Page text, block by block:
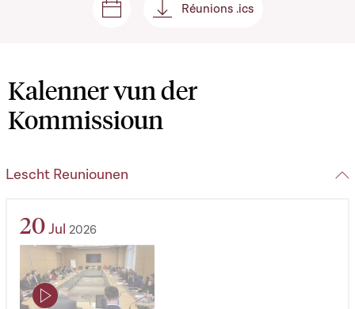
Sëtzungen a Reuniounen
Réunions .ics
Réunions .ics
Kalenner vun der
Kommissioun
Lescht Reuniounen
20Jul 2026